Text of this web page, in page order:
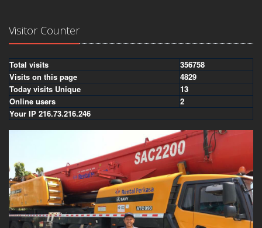
Visitor Counter
Total visits
356758
Visits on this page
4829
Today visits Unique
13
Online users
2
Your IP 216.73.216.246